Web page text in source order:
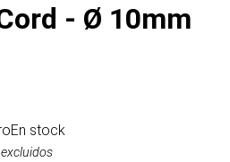
- Ø 10mm
En stock